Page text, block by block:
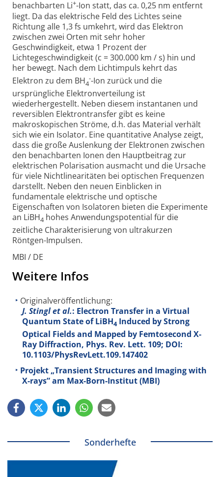
benachbarten Li+-Ion statt, das ca. 0,25 nm entfernt
liegt. Da das elektrische Feld des Lichtes seine
Richtung alle 1,3 fs umkehrt, wird das Elektron
zwischen zwei Orten mit sehr hoher
Geschwindigkeit, etwa 1 Prozent der
Lichtegeschwindigkeit (c = 300.000 km / s) hin und
her bewegt. Nach dem Lichtimpuls kehrt das
Elektron zu dem BH4
--Ion zurück und die
ursprüngliche Elektronverteilung ist
wiederhergestellt. Neben diesem instantanen und
reversiblen Elektrontransfer gibt es keine
makroskopischen Ströme, d.h. das Material verhält
sich wie ein Isolator. Eine quantitative Analyse zeigt,
dass die große Auslenkung der Elektronen zwischen
den benachbarten Ionen den Hauptbeitrag zur
elektrischen Polarisation ausmacht und die Ursache
für viele Nichtlinearitäten bei optischen Frequenzen
darstellt. Neben den neuen Einblicken in
fundamentale elektrische und optische
Eigenschaften von Isolatoren bieten die Experimente
an LiBH4 hohes Anwendungspotential für die
zeitliche Charakterisierung von ultrakurzen
Röntgen-Impulsen.
MBI / DE
Weitere Infos
Originalveröffentlichung:
J. Stingl et al.: Electron Transfer in a Virtual
Quantum State of LiBH4 Induced by Strong
Optical Fields and Mapped by Femtosecond X-
Ray Diffraction, Phys. Rev. Lett. 109; DOI:
10.1103/PhysRevLett.109.147402
Projekt „Transient Structures and Imaging with
X-rays” am Max-Born-Institut (MBI)
Sonderhefte